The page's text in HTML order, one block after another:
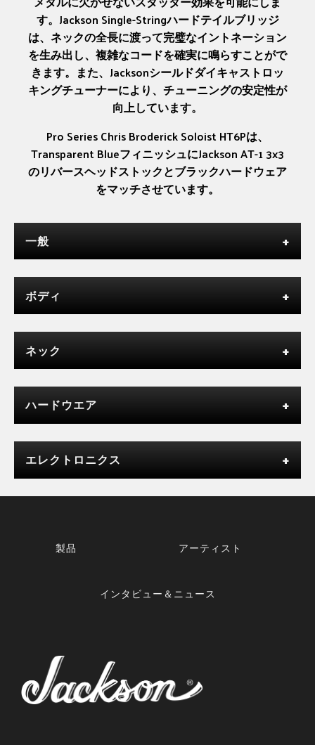
す。Jackson Single-Stringハードテイルブリッジ
は、ネックの全長に渡って完璧なイントネーション
を生み出し、複雑なコードを確実に鳴らすことがで
きます。また、Jacksonシールドダイキャストロッ
キングチューナーにより、チューニングの安定性が
向上しています。
Pro Series Chris Broderick Soloist HT6Pは、
Transparent BlueフィニッシュにJackson AT-1 3x3
のリバースヘッドストックとブラックハードウェア
をマッチさせています。
一般
ボディ
ネック
ハードウエア
エレクトロニクス
製品 アーティスト
インタビュー＆ニュース